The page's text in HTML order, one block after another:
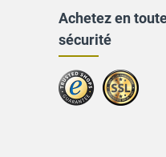
Achetez en
sécurité
Zu
trusted